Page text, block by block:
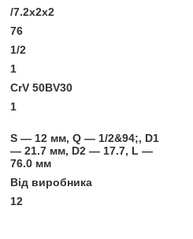
/7.2x2x2
76
1/2
1
CrV 50BV30
1
S — 12 мм, Q — 1/2&94;, D1
— 21.7 мм, D2 — 17.7, L —
76.0 мм
Від виробника
12